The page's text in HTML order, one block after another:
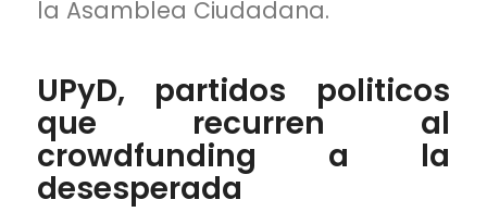
la Asamblea Ciudadana.
UPyD, partidos politicos
que recurren al
crowdfunding a la
desesperada